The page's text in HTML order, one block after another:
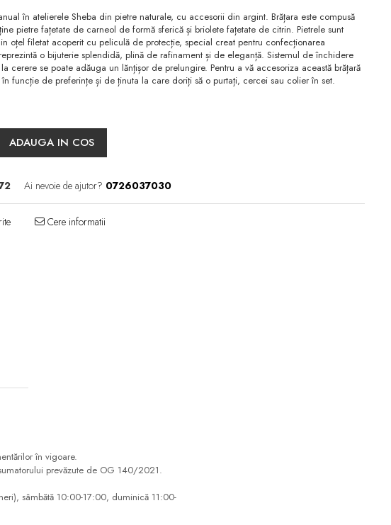
în atelierele Sheba din pietre naturale, cu accesorii din argint. Brățara este compusă
pietre fațetate de carneol de formă sferică și briolete fațetate de citrin. Pietrele sunt
oțel filetat acoperit cu peliculă de protecție, special creat pentru confecționarea
o bijuterie splendidă, plină de rafinament și de eleganță. Sistemul de închidere
cerere se poate adăuga un lănțișor de prelungire. Pentru a vă accesoriza această brățară
funcție de preferințe și de ținuta la care doriți să o purtați, cercei sau colier în set.
ADAUGA IN COS
Ai nevoie de ajutor? 0726037030
Cere informatii
în vigoare.
prevăzute de OG 140/2021.
sâmbătă 10:00-17:00, duminică 11:00-